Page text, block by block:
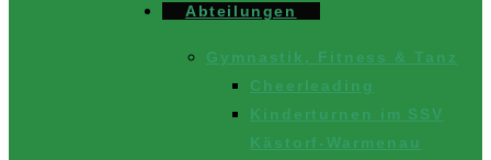
Abteilungen
Gymnastik, Fitness & Tanz
Cheerleading
Kinderturnen im SSV
Kästorf-Warmenau